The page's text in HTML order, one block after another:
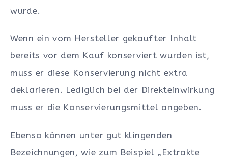
wurde.
Wenn ein vom Hersteller gekaufter Inhalt
bereits vor dem Kauf konserviert wurden ist,
muss er diese Konservierung nicht extra
deklarieren. Lediglich bei der Direkteinwirkung
muss er die Konservierungsmittel angeben.
Ebenso können unter gut klingenden
Bezeichnungen, wie zum Beispiel „Extrakte